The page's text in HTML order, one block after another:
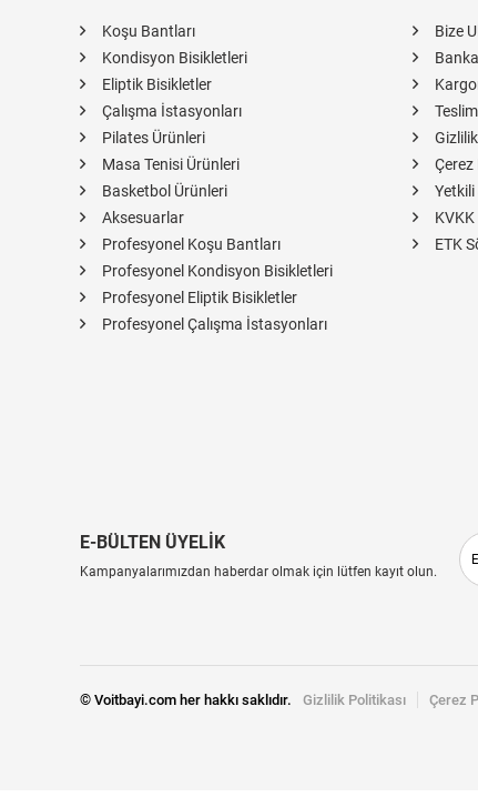
Koşu Bantları
Kondisyon Bisikletleri
Eliptik Bisikletler
Çalışma İstasyonları
Pilates Ürünleri
Masa Tenisi Ürünleri
Basketbol Ürünleri
Aksesuarlar
Profesyonel Koşu Bantları
Profesyonel Kondisyon Bisikletleri
Profesyonel Eliptik Bisikletler
Profesyonel Çalışma İstasyonları
Bize
Gizlilik
Çerez
Yetkili
KVKK
ETK
E-BÜLTEN ÜYELİK
Kampanyalarımızdan haberdar olmak için lütfen kayıt olun.
© Voitbayi.com her hakkı saklıdır. Gizlilik Politikası Çerez